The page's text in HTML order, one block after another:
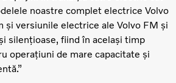
noastre complet electrice Volvo
și versiunile electrice ale Volvo FM și
silențioase, fiind în același timp
operațiuni de mare capacitate și